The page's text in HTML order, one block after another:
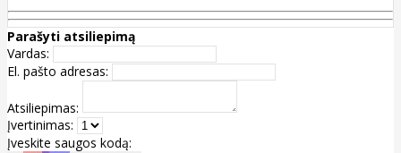
Parašyti atsiliepimą
Vardas:
El. pašto adresas:
Atsiliepimas:
Įvertinimas:
Įveskite saugos kodą: